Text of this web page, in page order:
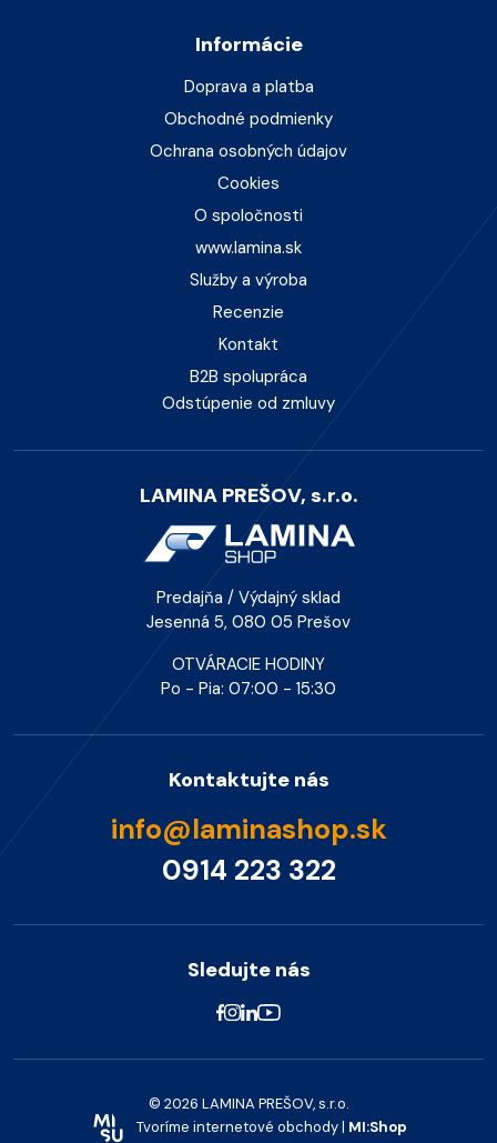
Informácie
Doprava a platba
Obchodné podmienky
Ochrana osobných údajov
Cookies
O spoločnosti
www.lamina.sk
Služby a výroba
Recenzie
Kontakt
B2B spolupráca
Odstúpenie od zmluvy
LAMINA PREŠOV, s.r.o.
Predajňa / Výdajný sklad
Jesenná 5, 080 05 Prešov
OTVÁRACIE HODINY
Po - Pia: 07:00 - 15:30
Kontaktujte nás
info@laminashop.sk
0914 223 322
Sledujte nás
© 2026 LAMINA PREŠOV, s.r.o.
Tvoríme internetové obchody | MI:Shop